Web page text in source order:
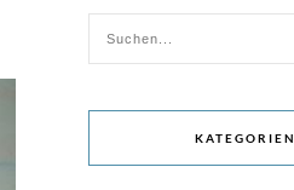
KATEGORIEN